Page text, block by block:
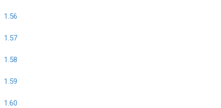
1.56
1.57
1.58
1.59
1.60